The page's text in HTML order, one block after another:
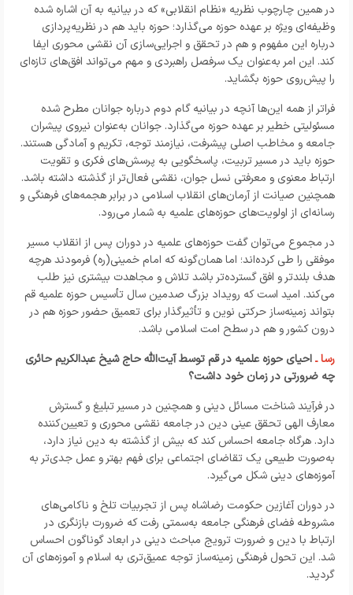
در همین چارچوب نظریه «نظام انقلابی» که در بیانیه به آن اشاره شده
وظیفه‌ای ویژه بر عهده حوزه می‌گذارد؛ حوزه باید هم در نظریه‌پردازی
درباره این مفهوم و هم در تحقق و اجرایی‌سازی آن نقشی محوری ایفا
کند. این امر به‌عنوان یک سرفصل راهبردی و مهم می‌تواند افق‌های تازه‌ای
را پیش‌روی حوزه بگشاید.
فراتر از همه این‌ها آنچه در بیانیه گام دوم درباره جوانان مطرح شده
مسئولیتی خطیر بر عهده حوزه می‌گذارد. جوانان به‌عنوان نیروی پیشران
جامعه و مخاطب اصلی پیشرفت، نیازمند توجه، تکریم و آمادگی هستند.
حوزه باید در مسیر تربیت، پاسخگویی به پرسش‌های فکری و تقویت
ارتباط معنوی و معرفتی نسل جوان، نقشی فعال‌تر از گذشته داشته باشد.
همچنین صیانت از آرمان‌های انقلاب اسلامی در برابر هجمه‌های فرهنگی و
رسانه‌ای از اولویت‌های حوزه‌های علمیه به شمار می‌رود.
در مجموع می‌توان گفت حوزه‌های علمیه در دوران پس از انقلاب مسیر
موفقی را طی کرده‌اند؛ اما همان‌گونه که امام خمینی(ره) فرمودند هرچه
هدف بلندتر و افق گسترده‌تر باشد تلاش و مجاهدت بیشتری نیز طلب
می‌کند. امید است که رویداد بزرگ صدمین سال تأسیس حوزه علمیه قم
بتواند زمینه‌ساز حرکتی نوین و تأثیرگذار برای تعمیق حضور حوزه هم در
درون کشور و هم در سطح امت اسلامی باشد.
رسا ـاحیای حوزه علمیه در قم توسط آیت‌الله حاج شیخ عبدالکریم حائری
چه ضرورتی در زمان خود داشت؟
در فرآیند شناخت مسائل دینی و همچنین در مسیر تبلیغ و گسترش
معارف الهی تحقق عینی دین در جامعه نقشی محوری و تعیین‌کننده
دارد. هرگاه جامعه احساس کند که بیش از گذشته به دین نیاز دارد،
به‌صورت طبیعی یک تقاضای اجتماعی برای فهم بهتر و عمل جدی‌تر به
آموزه‌های دینی شکل می‌گیرد.
در دوران آغازین حکومت رضاشاه پس از تجربیات تلخ و ناکامی‌های
مشروطه فضای فرهنگی جامعه به‌سمتی رفت که ضرورت بازنگری در
ارتباط با دین و ضرورت ترویج مباحث دینی در ابعاد گوناگون احساس
شد. این تحول فرهنگی زمینه‌ساز توجه عمیق‌تری به اسلام و آموزه‌های آن
گردید.